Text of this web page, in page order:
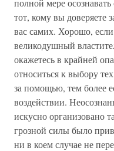
полной мере
тот, кому вы доверяете
вас самих. Хорошо,
великодушный
окажетесь в крайней
относиться к выбору
за помощью, тем более
воздействии.
искусно организовано
грозной силы было
ни в коем случае не